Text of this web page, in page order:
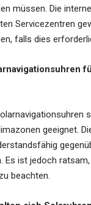
müssen. Die
Servicezentren
falls dies
geeignet.
Es ist jedoch
beachten.